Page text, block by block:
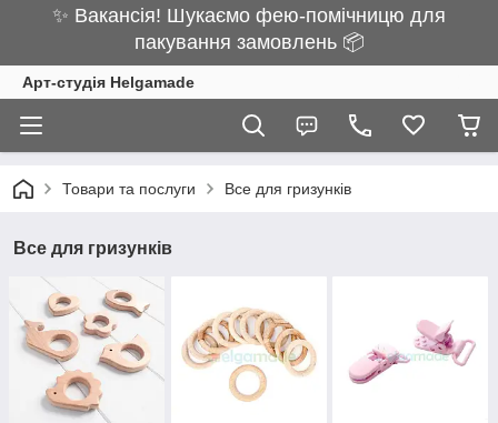
✨ Вакансія! Шукаємо фею-помічницю для
пакування замовлень 📦
Арт-студія Helgamade
Товари та послуги Все для гризунків
Все для гризунків